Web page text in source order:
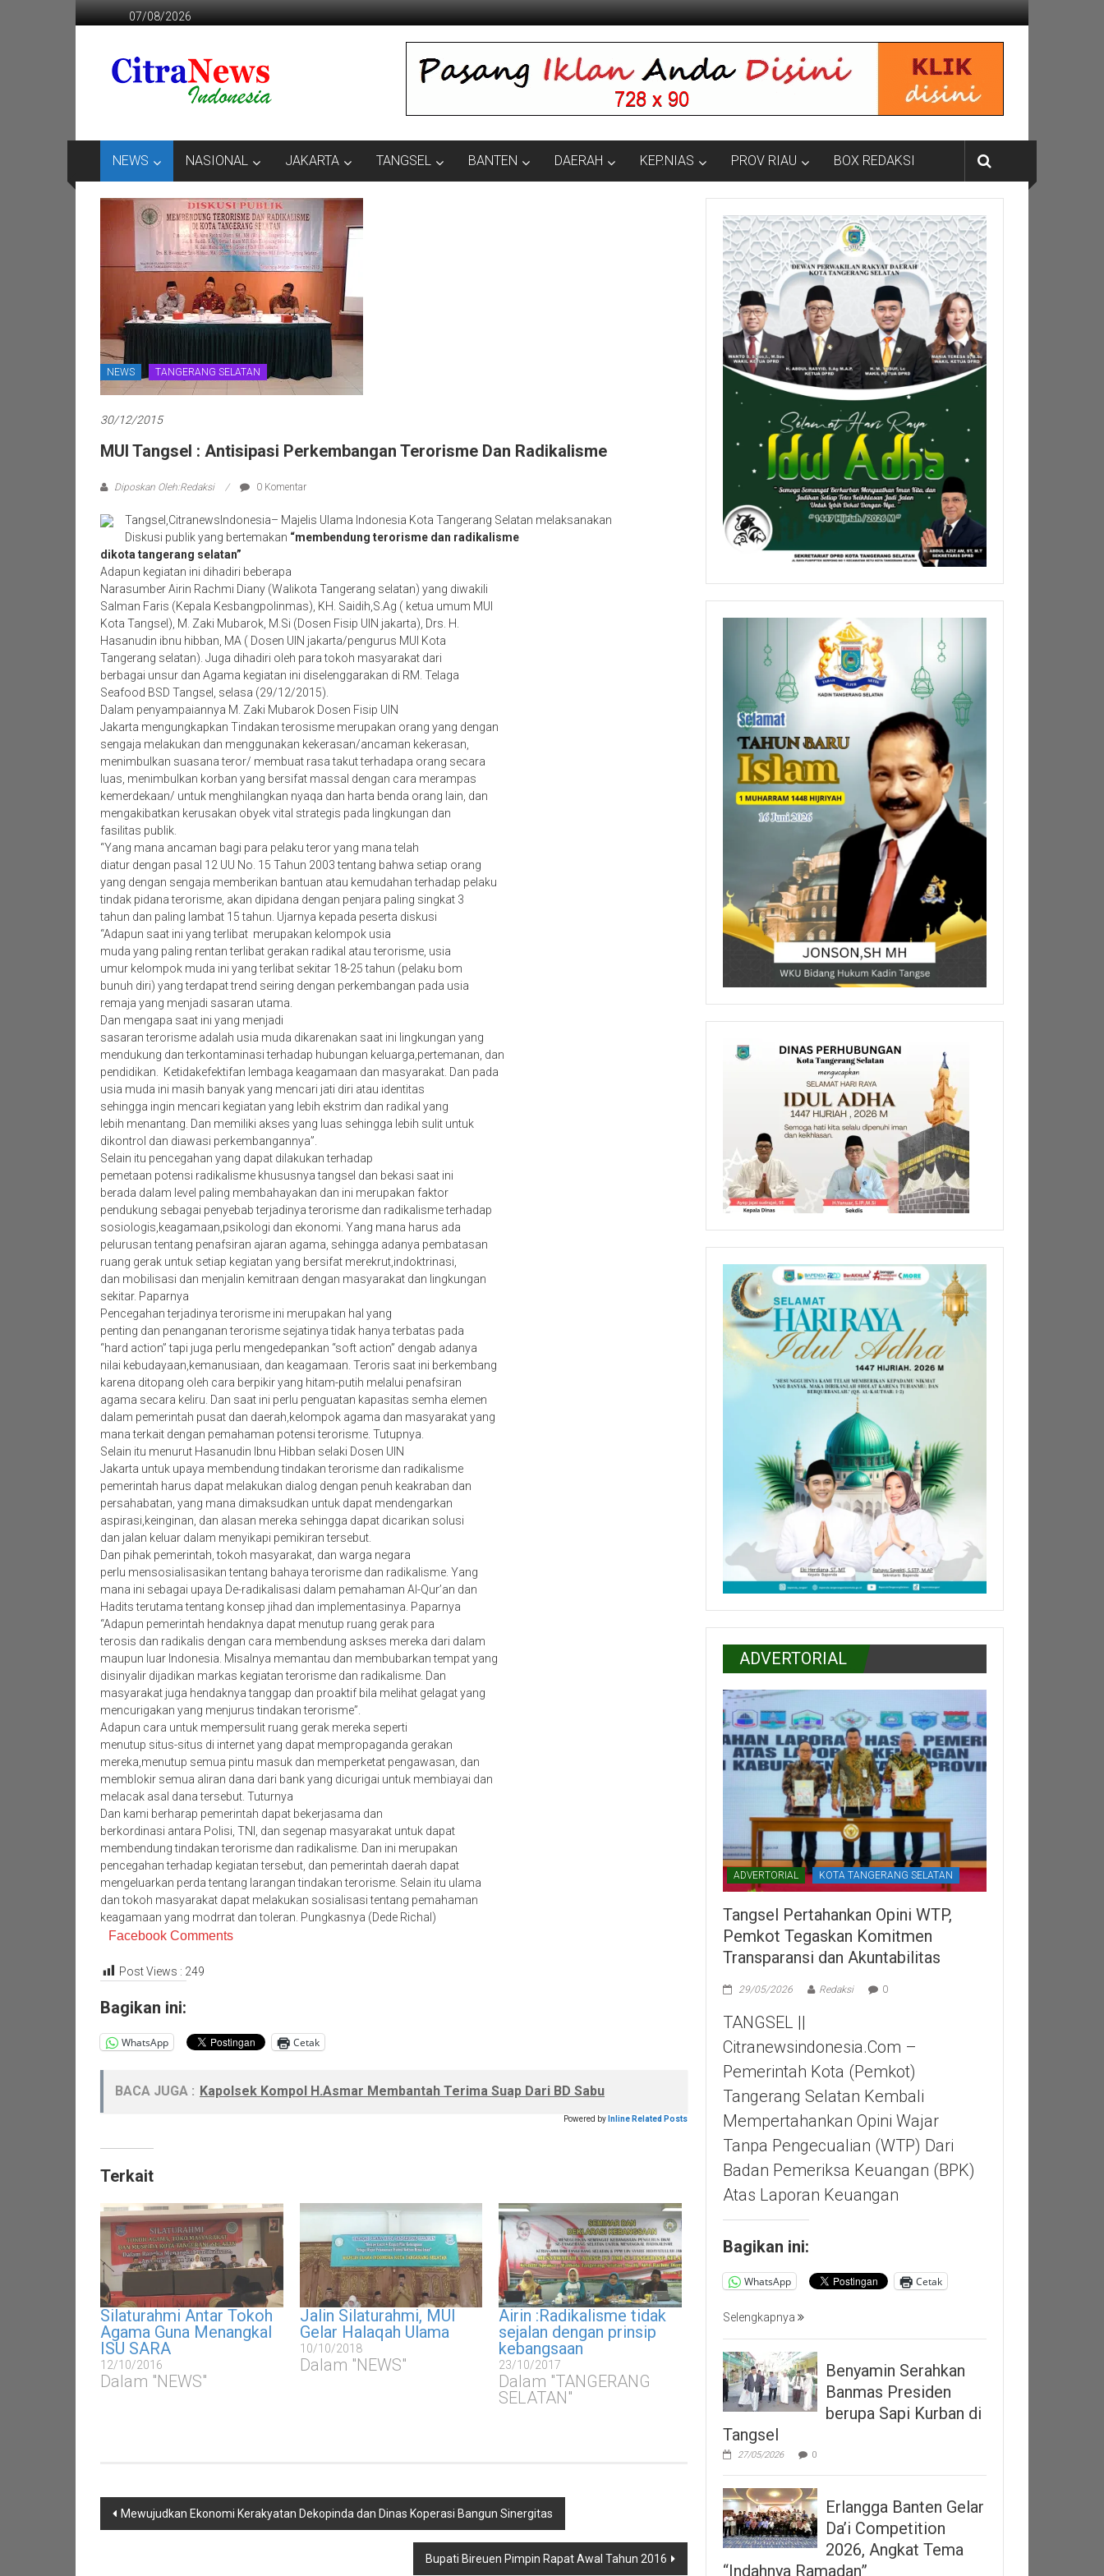
ke
07/08/2026
CITRANEWS
INDONESIA
NEWS NASIONAL JAKARTA TANGSEL BANTEN DAERAH KEP.NIAS PROV RIAU BOX REDAKSI
NEWS TANGERANG SELATAN
30/12/2015
MUI Tangsel : Antisipasi Perkembangan Terorisme Dan Radikalisme
Diposkan Oleh:Redaksi 0 Komentar
Tangsel,CitranewsIndonesia– Majelis Ulama Indonesia Kota Tangerang Selatan melaksanakan
Diskusi publik yang bertemakan “membendung terorisme dan radikalisme
dikota tangerang selatan”
Adapun kegiatan ini dihadiri beberapa
Narasumber Airin Rachmi Diany (Walikota Tangerang selatan) yang diwakili
Salman Faris (Kepala Kesbangpolinmas), KH. Saidih,S.Ag ( ketua umum MUI
Kota Tangsel), M. Zaki Mubarok, M.Si (Dosen Fisip UIN jakarta), Drs. H.
Hasanudin ibnu hibban, MA ( Dosen UIN jakarta/pengurus MUI Kota
Tangerang selatan). Juga dihadiri oleh para tokoh masyarakat dari
berbagai unsur dan Agama kegiatan ini diselenggarakan di RM. Telaga
Seafood BSD Tangsel, selasa (29/12/2015).
Dalam penyampaiannya M. Zaki Mubarok Dosen Fisip UIN
Jakarta mengungkapkan Tindakan terosisme merupakan orang yang dengan
sengaja melakukan dan menggunakan kekerasan/ancaman kekerasan,
menimbulkan suasana teror/ membuat rasa takut terhadapa orang secara
luas, menimbulkan korban yang bersifat massal dengan cara merampas
kemerdekaan/ untuk menghilangkan nyaqa dan harta benda orang lain, dan
mengakibatkan kerusakan obyek vital strategis pada lingkungan dan
fasilitas publik.
“Yang mana ancaman bagi para pelaku teror yang mana telah
diatur dengan pasal 12 UU No. 15 Tahun 2003 tentang bahwa setiap orang
yang dengan sengaja memberikan bantuan atau kemudahan terhadap pelaku
tindak pidana terorisme, akan dipidana dengan penjara paling singkat 3
tahun dan paling lambat 15 tahun. Ujarnya kepada peserta diskusi
“Adapun saat ini yang terlibat merupakan kelompok usia
muda yang paling rentan terlibat gerakan radikal atau terorisme, usia
umur kelompok muda ini yang terlibat sekitar 18-25 tahun (pelaku bom
bunuh diri) yang terdapat trend seiring dengan perkembangan pada usia
remaja yang menjadi sasaran utama.
Dan mengapa saat ini yang menjadi
sasaran terorisme adalah usia muda dikarenakan saat ini lingkungan yang
mendukung dan terkontaminasi terhadap hubungan keluarga,pertemanan, dan
pendidikan. Ketidakefektifan lembaga keagamaan dan masyarakat. Dan pada
usia muda ini masih banyak yang mencari jati diri atau identitas
sehingga ingin mencari kegiatan yang lebih ekstrim dan radikal yang
lebih menantang. Dan memiliki akses yang luas sehingga lebih sulit untuk
dikontrol dan diawasi perkembangannya”.
Selain itu pencegahan yang dapat dilakukan terhadap
pemetaan potensi radikalisme khususnya tangsel dan bekasi saat ini
berada dalam level paling membahayakan dan ini merupakan faktor
pendukung sebagai penyebab terjadinya terorisme dan radikalisme terhadap
sosiologis,keagamaan,psikologi dan ekonomi. Yang mana harus ada
pelurusan tentang penafsiran ajaran agama, sehingga adanya pembatasan
ruang gerak untuk setiap kegiatan yang bersifat merekrut,indoktrinasi,
dan mobilisasi dan menjalin kemitraan dengan masyarakat dan lingkungan
sekitar. Paparnya
Pencegahan terjadinya terorisme ini merupakan hal yang
penting dan penanganan terorisme sejatinya tidak hanya terbatas pada
“hard action” tapi juga perlu mengedepankan “soft action” dengab adanya
nilai kebudayaan,kemanusiaan, dan keagamaan. Teroris saat ini berkembang
karena ditopang oleh cara berpikir yang hitam-putih melalui penafsiran
agama secara keliru. Dan saat ini perlu penguatan kapasitas semha elemen
dalam pemerintah pusat dan daerah,kelompok agama dan masyarakat yang
mana terkait dengan pemahaman potensi terorisme. Tutupnya.
Selain itu menurut Hasanudin Ibnu Hibban selaki Dosen UIN
Jakarta untuk upaya membendung tindakan terorisme dan radikalisme
pemerintah harus dapat melakukan dialog dengan penuh keakraban dan
persahabatan, yang mana dimaksudkan untuk dapat mendengarkan
aspirasi,keinginan, dan alasan mereka sehingga dapat dicarikan solusi
dan jalan keluar dalam menyikapi pemikiran tersebut.
Dan pihak pemerintah, tokoh masyarakat, dan warga negara
perlu mensosialisasikan tentang bahaya terorisme dan radikalisme. Yang
mana ini sebagai upaya De-radikalisasi dalam pemahaman Al-Qur’an dan
Hadits terutama tentang konsep jihad dan implementasinya. Paparnya
“Adapun pemerintah hendaknya dapat menutup ruang gerak para
terosis dan radikalis dengan cara membendung askses mereka dari dalam
maupun luar Indonesia. Misalnya memantau dan membubarkan tempat yang
disinyalir dijadikan markas kegiatan terorisme dan radikalisme. Dan
masyarakat juga hendaknya tanggap dan proaktif bila melihat gelagat yang
mencurigakan yang menjurus tindakan terorisme”.
Adapun cara untuk mempersulit ruang gerak mereka seperti
menutup situs-situs di internet yang dapat mempropaganda gerakan
mereka,menutup semua pintu masuk dan memperketat pengawasan, dan
memblokir semua aliran dana dari bank yang dicurigai untuk membiayai dan
melacak asal dana tersebut. Tuturnya
Dan kami berharap pemerintah dapat bekerjasama dan
berkordinasi antara Polisi, TNI, dan segenap masyarakat untuk dapat
membendung tindakan terorisme dan radikalisme. Dan ini merupakan
pencegahan terhadap kegiatan tersebut, dan pemerintah daerah dapat
mengeluarkan perda tentang larangan tindakan terorisme. Selain itu ulama
dan tokoh masyarakat dapat melakukan sosialisasi tentang pemahaman
keagamaan yang modrrat dan toleran. Pungkasnya (Dede Richal)
Facebook Comments
Post Views : 249
Bagikan ini:
WhatsApp Cetak
BACA JUGA : Kapolsek Kompol H.Asmar Membantah Terima Suap Dari BD Sabu
Powered by Inline Related Posts
Terkait
Silaturahmi Antar Tokoh
Agama Guna Menangkal
ISU SARA
12/10/2016
Dalam "NEWS"
Jalin Silaturahmi, MUI
Gelar Halaqah Ulama
10/10/2018
Dalam "NEWS"
Airin :Radikalisme tidak
sejalan dengan prinsip
kebangsaan
23/10/2017
Dalam "TANGERANG
SELATAN"
Navigasi
pos
Mewujudkan Ekonomi Kerakyatan Dekopinda dan Dinas Koperasi Bangun Sinergitas
Bupati Bireuen Pimpin Rapat Awal Tahun 2016
ADVERTORIAL
ADVERTORIAL KOTA TANGERANG SELATAN
Tangsel Pertahankan Opini WTP,
Pemkot Tegaskan Komitmen
Transparansi dan Akuntabilitas
29/05/2026 Redaksi 0
TANGSEL ||
Citranewsindonesia.com –
Pemerintah Kota (Pemkot)
Tangerang Selatan Kembali
Mempertahankan Opini Wajar
Tanpa Pengecualian (WTP) Dari
Badan Pemeriksa Keuangan (BPK)
Atas Laporan Keuangan
Bagikan ini:
WhatsApp Cetak
Selengkapnya
Benyamin Serahkan
Banmas Presiden
berupa Sapi Kurban di
Tangsel
27/05/2026 0
Erlangga Banten Gelar
Da’i Competition
2026, Angkat Tema
“Indahnya Ramadan”